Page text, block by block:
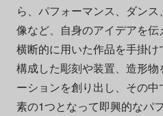
ら、パフォーマンス、ダン
像など、自身のアイデアを
横断的に用いた作品を手掛け
構成した彫刻や装置、造形
ーションを創り出し、その
素の1つとなって即興的なパ